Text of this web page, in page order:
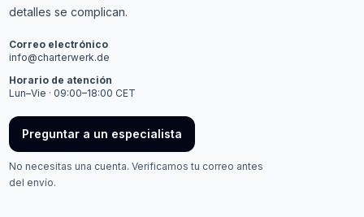
detalles se complican.
Correo electrónico
info@charterwerk.de
Horario de atención
Lun–Vie · 09:00–18:00 CET
Preguntar a un especialista
No necesitas una cuenta. Verificamos tu correo antes
del envío.